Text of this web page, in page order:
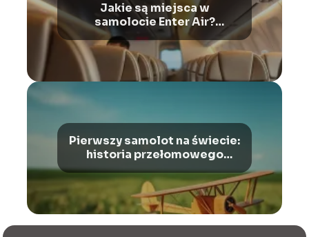
Jakie są miejsca w
samolocie Enter Air?
Przewodnik po Boeing 737-
800
Pierwszy samolot na świecie:
historia przełomowego
wynalazku